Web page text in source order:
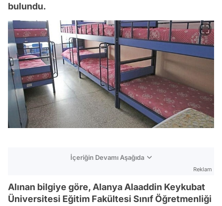
bulundu.
İçeriğin Devamı Aşağıda
Reklam
Alınan bilgiye göre, Alanya Alaaddin Keykubat
Üniversitesi Eğitim Fakültesi Sınıf Öğretmenliği